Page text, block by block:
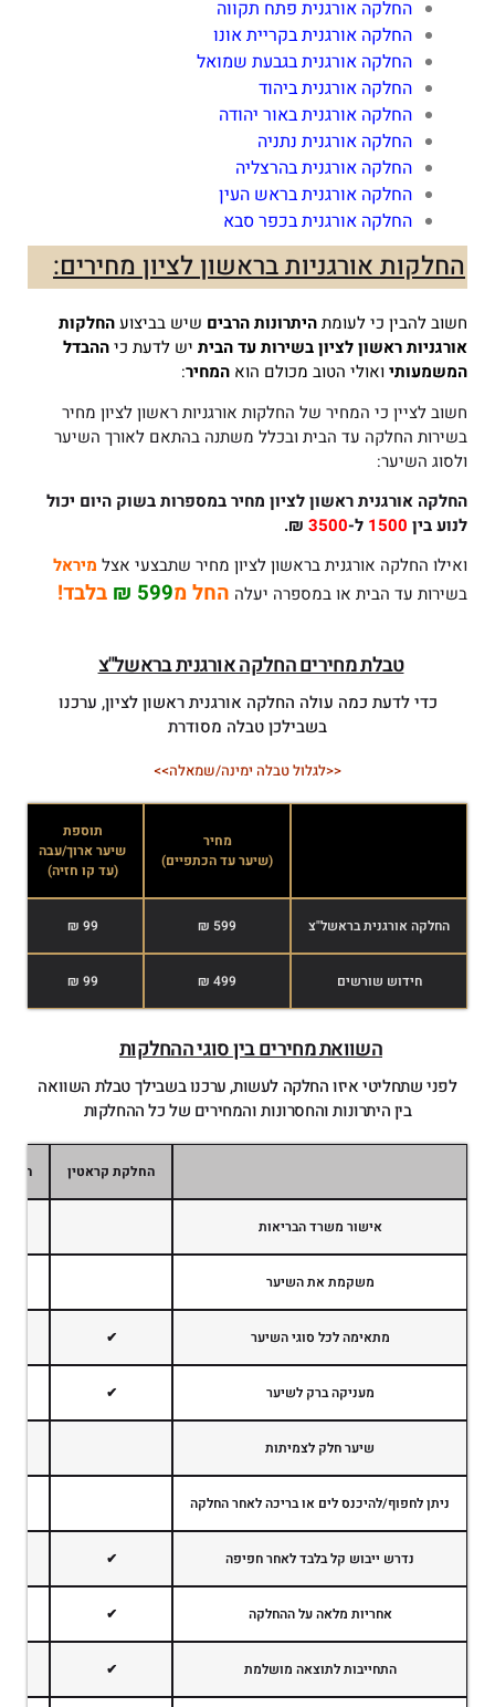
החלקה אורגנית פתח תקווה
החלקה אורגנית בקריית אונו
החלקה אורגנית בגבעת שמואל
החלקה אורגנית ביהוד
החלקה אורגנית באור יהודה
החלקה אורגנית נתניה
החלקה אורגנית בהרצליה
החלקה אורגנית בראש העין
החלקה אורגנית בכפר סבא
החלקות אורגניות בראשון לציון מחירים:
חשוב להבין כי לעומתהיתרונות הרבים שיש בביצועהחלקות
אורגניות ראשון לציוןבשירות עד הבית יש לדעת כיההבדל
המשמעותיואולי הטוב מכולם הוא המחיר:
חשוב לציין כי המחיר של החלקות אורגניות ראשון לציון מחיר
בשירות החלקה עד הבית ובכלל משתנה בהתאם לאורך השיער
ולסוג השיער:
החלקה אורגנית ראשון לציון מחיר במספרות בשוק היום יכול
לנוע בין 1500 ל-3500
₪.
ואילו החלקה אורגנית בראשון לציון מחיר שתבצעי אצל מיראל
בשירות עד הבית או במספרה יעלה החל מ599 ₪ בלבד!
טבלת מחירים החלקה אורגנית בראשל"צ
כדי לדעת כמה עולה החלקה אורגנית ראשון לציון, ערכנו
בשבילכן טבלה מסודרת
<<לגלול טבלה ימינה/שמאלה>>
מחיר
(שיער עד הכתפיים)
תוספת
שיער ארוך/עבה
(עד קו חזיה)
החלקה אורגנית בראשל"צ 599 ₪
99 ₪
חידוש שורשים 499 ₪
99 ₪
השוואת מחירים בין סוגי ההחלקות
לפני שתחליטי איזו החלקה לעשות, ערכנו בשבילך טבלת השוואה
בין היתרונות והחסרונות והמחירים של כל ההחלקות
החלקת קראטין
אישור משרד הבריאות
משקמת את השיער
מתאימה לכל סוגי השיער ✔
מעניקה ברק לשיער ✔
שיער חלק לצמיתות
ניתן לחפוף/להיכנס לים או בריכה לאחר החלקה
נדרש ייבוש קל בלבד לאחר חפיפה ✔
אחריות מלאה על ההחלקה ✔
התחייבות לתוצאה מושלמת ✔